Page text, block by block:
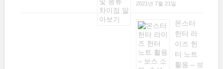
2021년 7월 21일
몬스터
헌터 라
이즈 헌
터 노트
활용 – 보